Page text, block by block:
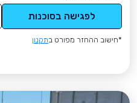
לפגישה בסוכנות
*חישוב ההחזר מפורט בתקנון